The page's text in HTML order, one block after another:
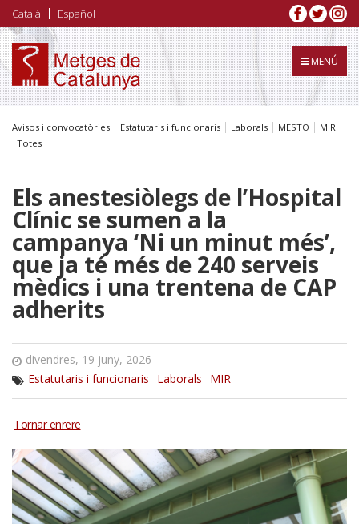
Vés
al
contingut
Català Español
MENÚ
Avisos i convocatòries Estatutaris i funcionaris Laborals MESTO
MIR
Totes
Els anestesiòlegs de l’Hospital
Clínic se sumen a la
campanya ‘Ni un minut més’,
que ja té més de 240 serveis
mèdics i una trentena de CAP
adherits
divendres, 19 juny, 2026
Estatutaris i funcionaris
Laborals MIR